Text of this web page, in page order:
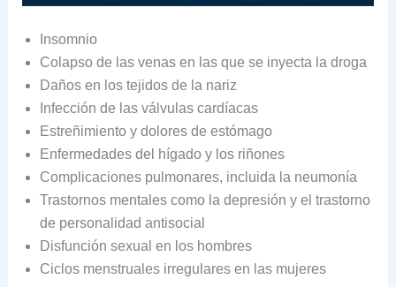
Insomnio
Colapso de las venas en las que se inyecta la droga
Daños en los tejidos de la nariz
Infección de las válvulas cardíacas
Estreñimiento y dolores de estómago
Enfermedades del hígado y los riñones
Complicaciones pulmonares, incluida la neumonía
Trastornos mentales como la depresión y el trastorno
de personalidad antisocial
Disfunción sexual en los hombres
Ciclos menstruales irregulares en las mujeres